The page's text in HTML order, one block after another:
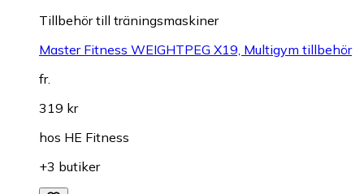
Tillbehör till träningsmaskiner
Master Fitness WEIGHTPEG X19, Multigym tillbehör
fr.
319 kr
hos HE Fitness
+3 butiker